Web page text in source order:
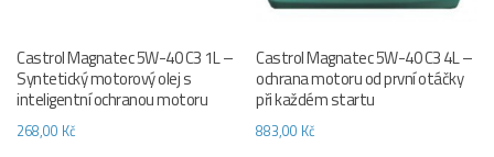
Castrol Magnatec 5W-40 C3 1L –
Syntetický motorový olej s
inteligentní ochranou motoru
268,00 Kč
Castrol Magnatec 5W-40 C3 4L –
ochrana motoru od první otáčky
při každém startu
883,00 Kč